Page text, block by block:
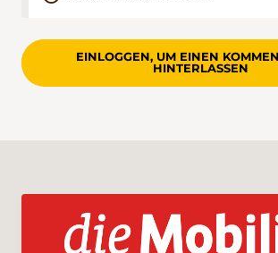
EINLOGGEN, UM EINEN
HINTERLASSEN